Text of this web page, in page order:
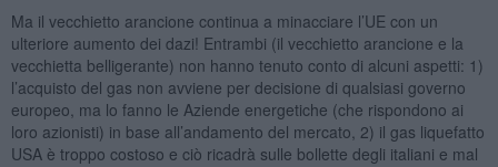
Ma il vecchietto arancione continua a minacciare l’UE con un
ulteriore aumento dei dazi! Entrambi (il vecchietto arancione e la
vecchietta belligerante) non hanno tenuto conto di alcuni aspetti: 1)
l’acquisto del gas non avviene per decisione di qualsiasi governo
europeo, ma lo fanno le Aziende energetiche (che rispondono ai
loro azionisti) in base all’andamento del mercato, 2) il gas liquefatto
USA è troppo costoso e ciò ricadrà sulle bollette degli italiani e mal